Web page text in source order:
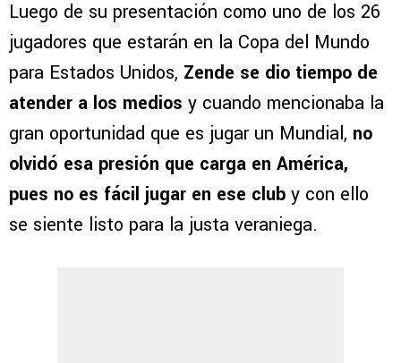
Luego de su presentación como uno de los 26
jugadores que estarán en la Copa del Mundo
para Estados Unidos, Zende se dio tiempo de
atender a los medios y cuando mencionaba la
gran oportunidad que es jugar un Mundial, no
olvidó esa presión que carga en América,
pues no es fácil jugar en ese club y con ello
se siente listo para la justa veraniega.